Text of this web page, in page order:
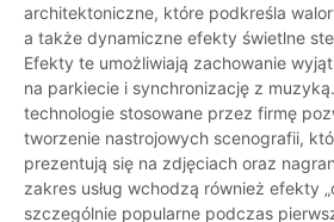
architektoniczne, które podkreśla
a także dynamiczne efekty świetlne
Efekty te umożliwiają zachowanie
na parkiecie i synchronizację z
technologie stosowane przez firmę
tworzenie nastrojowych scenografii,
prezentują się na zdjęciach oraz
zakres usług wchodzą również efekty
szczególnie popularne podczas